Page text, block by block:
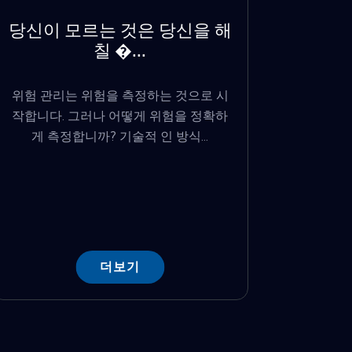
당신이 모르는 것은 당신을 해
칠 �...
위험 관리는 위험을 측정하는 것으로 시
작합니다. 그러나 어떻게 위험을 정확하
게 측정합니까? 기술적 인 방식...
더보기